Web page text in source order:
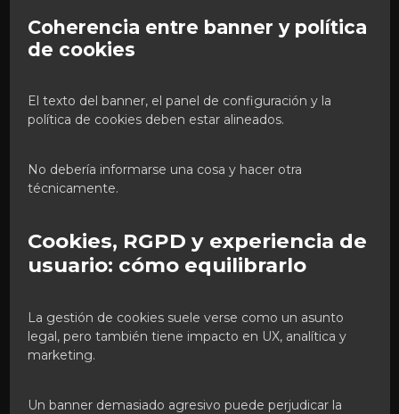
Coherencia entre banner y política
de cookies
El texto del banner, el panel de configuración y la
política de cookies deben estar alineados.
No debería informarse una cosa y hacer otra
técnicamente.
Cookies, RGPD y experiencia de
usuario: cómo equilibrarlo
La gestión de cookies suele verse como un asunto
legal, pero también tiene impacto en UX, analítica y
marketing.
Un banner demasiado agresivo puede perjudicar la